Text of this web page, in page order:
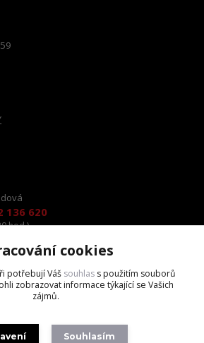
136 620
hod.)
cookies
potřebují Váš souhlas s použitím souborů
zobrazovat informace týkající se Vašich
zájmů.
Souhlasím